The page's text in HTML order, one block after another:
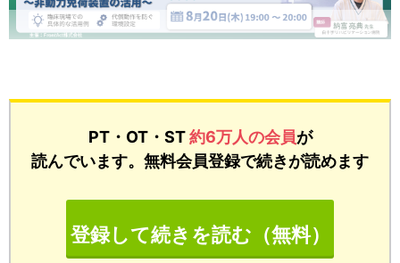
PT・OT・ST約6万人の会員が
読んでいます。無料会員登録で続きが読めます
登録して続きを読む（無料）